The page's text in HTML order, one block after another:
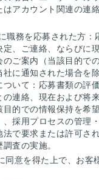
はアカウント関連の連
職務を応募された方：
定、ご連絡、ならびに
のご案内（当該目的で
社に通知された場合
ついて：応募書類の評
の連絡、現在および将
目的での情報保持を希
、採用プロセスの管理
法で要求または許可さ
査の実施。
同意を得た上で、お客